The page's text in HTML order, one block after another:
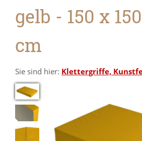
gelb - 150 x
cm
Sie sind hier: Klettergriffe,